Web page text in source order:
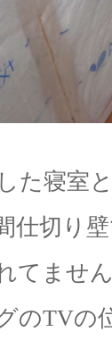
た寝室
仕切り
てません
のTVの